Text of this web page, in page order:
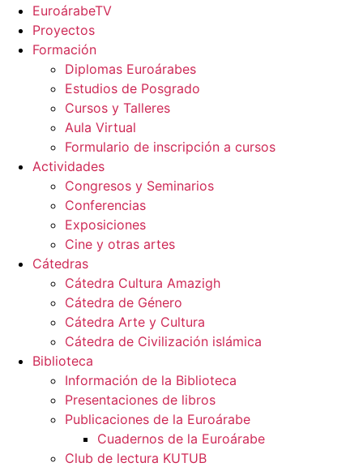
EuroárabeTV
Proyectos
Formación
Diplomas Euroárabes
Estudios de Posgrado
Cursos y Talleres
Aula Virtual
Formulario de inscripción a cursos
Actividades
Congresos y Seminarios
Conferencias
Exposiciones
Cine y otras artes
Cátedras
Cátedra Cultura Amazigh
Cátedra de Género
Cátedra Arte y Cultura
Cátedra de Civilización islámica
Biblioteca
Información de la Biblioteca
Presentaciones de libros
Publicaciones de la Euroárabe
Cuadernos de la Euroárabe
Club de lectura KUTUB